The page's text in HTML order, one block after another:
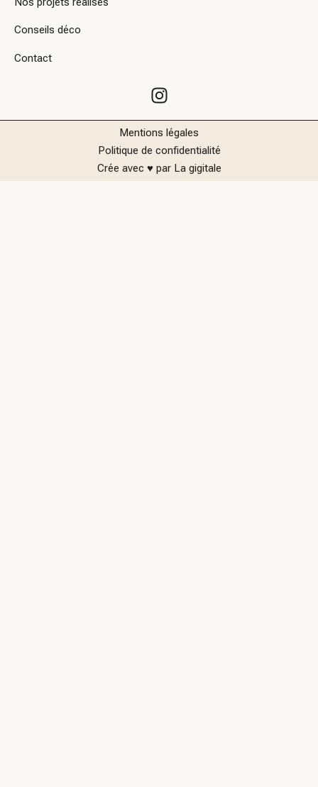
Conseils déco
Contact
Mentions légales
Politique de confidentialité
Crée avec ♥ par La gigitale